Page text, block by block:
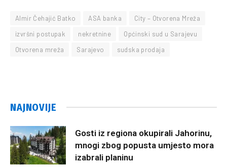
Almir Čehajić Batko ASA banka
City – Otvorena Mreža
izvršni postupak
nekretnine
Općinski sud u Sarajevu
Otvorena mreža
Sarajevo sudska prodaja
NAJNOVIJE
Gosti iz regiona okupirali Jahorinu,
mnogi zbog popusta umjesto mora
izabrali planinu